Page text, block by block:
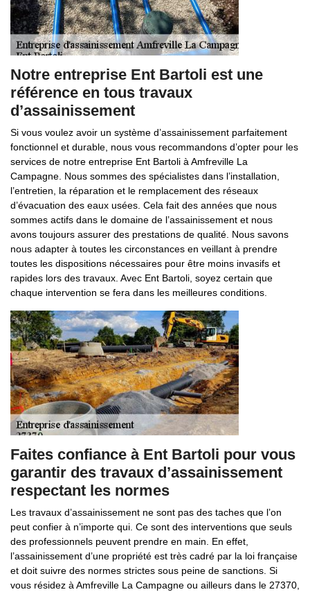
Notre entreprise Ent Bartoli est une
référence en tous travaux
d’assainissement
Si vous voulez avoir un système d’assainissement parfaitement
fonctionnel et durable, nous vous recommandons d’opter pour les
services de notre entreprise Ent Bartoli à Amfreville La
Campagne. Nous sommes des spécialistes dans l’installation,
l’entretien, la réparation et le remplacement des réseaux
d’évacuation des eaux usées. Cela fait des années que nous
sommes actifs dans le domaine de l’assainissement et nous
avons toujours assurer des prestations de qualité. Nous savons
nous adapter à toutes les circonstances en veillant à prendre
toutes les dispositions nécessaires pour être moins invasifs et
rapides lors des travaux. Avec Ent Bartoli, soyez certain que
chaque intervention se fera dans les meilleures conditions.
Faites confiance à Ent Bartoli pour vous
garantir des travaux d’assainissement
respectant les normes
Les travaux d’assainissement ne sont pas des taches que l’on
peut confier à n’importe qui. Ce sont des interventions que seuls
des professionnels peuvent prendre en main. En effet,
l’assainissement d’une propriété est très cadré par la loi française
et doit suivre des normes strictes sous peine de sanctions. Si
vous résidez à Amfreville La Campagne ou ailleurs dans le 27370,